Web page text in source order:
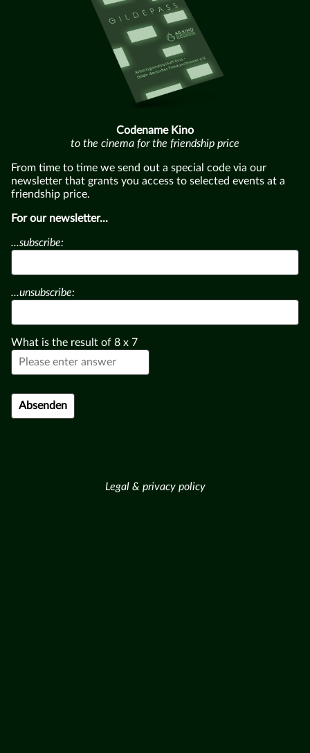
Codename Kino
to the cinema for the friendship price
From time to time we send out a special code via our
newsletter that grants you access to selected events at a
friendship price.
For our newsletter...
...subscribe:
...unsubscribe:
What is the result of 8 x 7
Legal & privacy policy